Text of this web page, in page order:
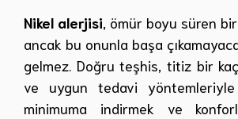
Nikel alerjisi, ömür boyu süren
ancak bu onunla başa
gelmez. Doğru teşhis, titiz bir
ve uygun tedavi yöntemleriyle
minimuma indirmek ve